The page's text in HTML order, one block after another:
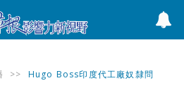
>>
Hugo Boss印度代工廠奴隸問